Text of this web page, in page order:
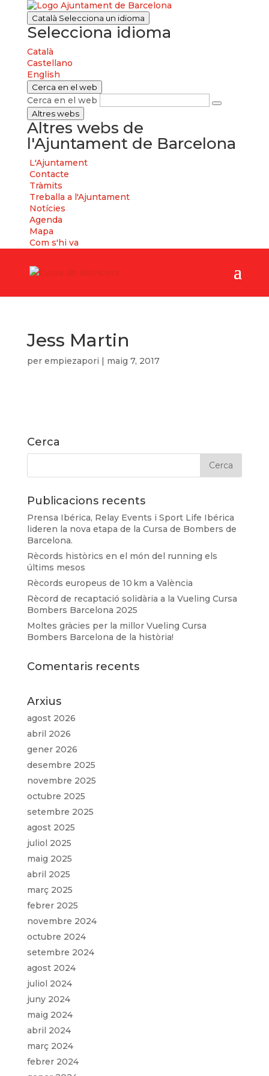
Català Selecciona un idioma
Selecciona idioma
Català
Castellano
English
Cerca en el web
Cerca en el web
Altres webs
Altres webs de
l'Ajuntament de Barcelona
L'Ajuntament
Contacte
Tràmits
Treballa a l'Ajuntament
Notícies
Agenda
Mapa
Com s'hi va
Jess Martin
per empiezapori | maig 7, 2017
Cerca
Publicacions recents
Prensa Ibérica, Relay Events i Sport Life Ibérica
lideren la nova etapa de la Cursa de Bombers de
Barcelona.
Rècords històrics en el món del running els
últims mesos
Rècords europeus de 10 km a València
Rècord de recaptació solidària a la Vueling Cursa
Bombers Barcelona 2025
Moltes gràcies per la millor Vueling Cursa
Bombers Barcelona de la història!
Comentaris recents
Arxius
agost 2026
abril 2026
gener 2026
desembre 2025
novembre 2025
octubre 2025
setembre 2025
agost 2025
juliol 2025
maig 2025
abril 2025
març 2025
febrer 2025
novembre 2024
octubre 2024
setembre 2024
agost 2024
juliol 2024
juny 2024
maig 2024
abril 2024
març 2024
febrer 2024